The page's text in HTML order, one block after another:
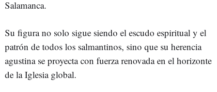
Salamanca.
Su figura no solo sigue siendo el escudo espiritual y el
patrón de todos los salmantinos, sino que su herencia
agustina se proyecta con fuerza renovada en el horizonte
de la Iglesia global.